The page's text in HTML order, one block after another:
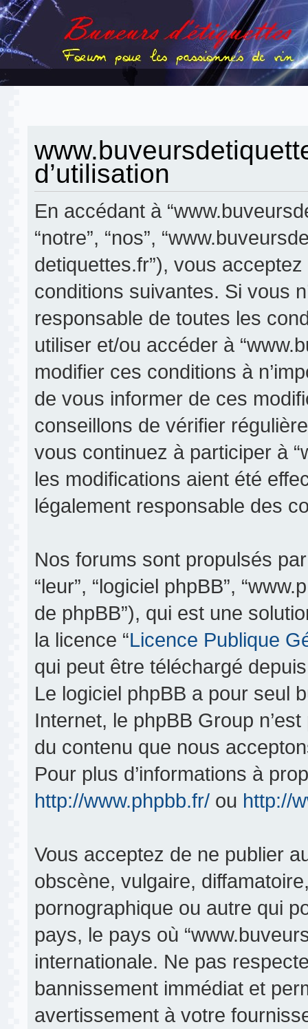
d’utilisation
En accédant à
“notre”, “nos”,
detiquettes.fr”), vous
conditions suivantes. Si vous
responsable de toutes les
utiliser et/ou accéder à
modifier ces conditions à
de vous informer de ces
conseillons de vérifier
vous continuez à participer à
les modifications aient été
légalement responsable des
Nos forums sont propulsés
“leur”, “logiciel phpBB”,
de phpBB”), qui est une
la licence “Licence Publique
qui peut être téléchargé
Le logiciel phpBB a pour seul
Internet, le phpBB Group
du contenu que nous
Pour plus d’informations à
http://www.phpbb.fr/ ou http://
Vous acceptez de ne publier
obscène, vulgaire,
pornographique ou autre qui
pays, le pays où
internationale. Ne pas
bannissement immédiat et
avertissement à votre